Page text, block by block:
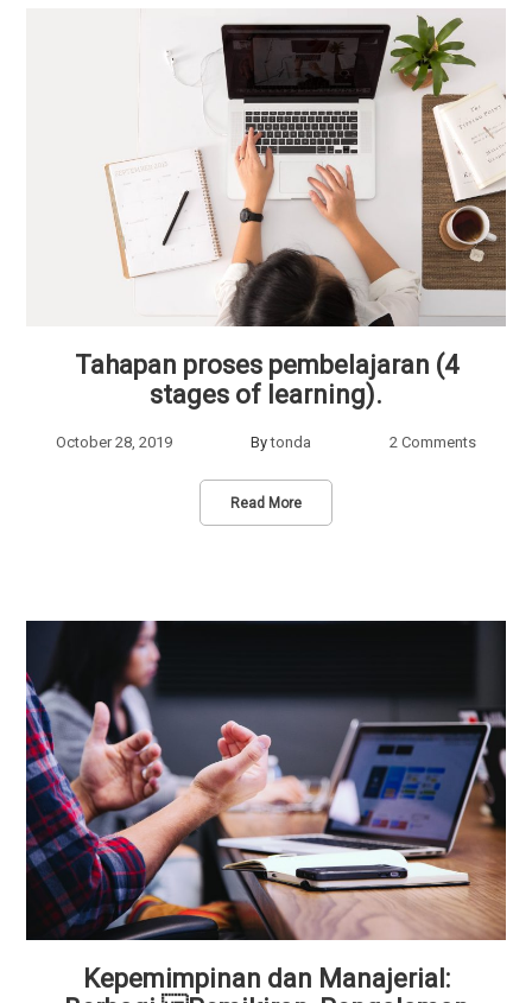
Tahapan proses pembelajaran (4
stages of learning).
October 28, 2019 Bytonda 2 Comments
Read More
Kepemimpinan dan Manajerial: